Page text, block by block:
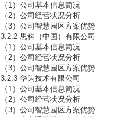
（1）公司基本信息简况
（2）公司经营状况分析
（3）公司智慧园区方案优势
3.2.2 思科（中国）有限公司
（1）公司基本信息简况
（2）公司经营状况分析
（3）公司智慧园区方案优势
3.2.3 华为技术有限公司
（1）公司基本信息简况
（2）公司经营状况分析
（3）公司智慧园区方案优势